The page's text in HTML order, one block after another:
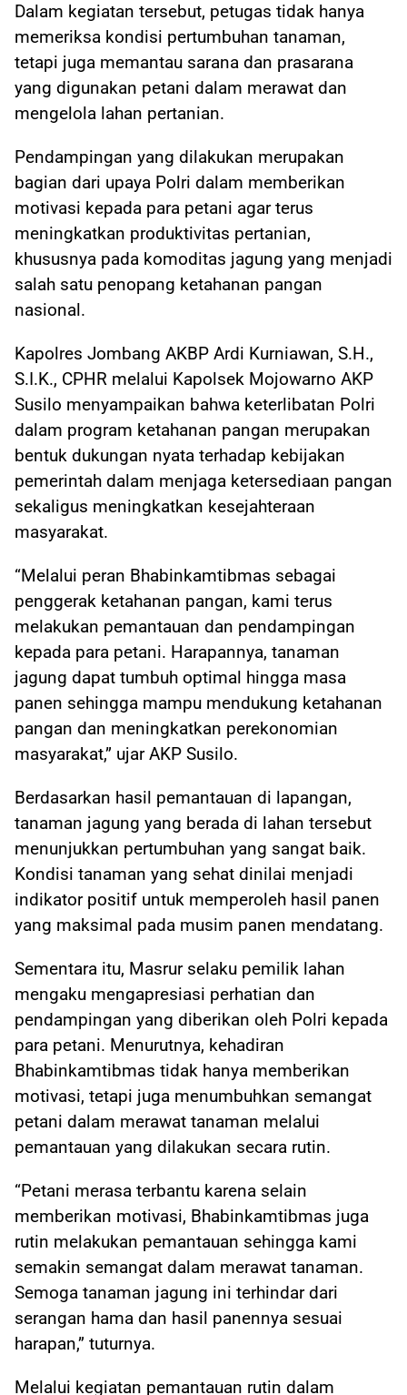
Dalam kegiatan tersebut, petugas tidak hanya
memeriksa kondisi pertumbuhan tanaman,
tetapi juga memantau sarana dan prasarana
yang digunakan petani dalam merawat dan
mengelola lahan pertanian.
Pendampingan yang dilakukan merupakan
bagian dari upaya Polri dalam memberikan
motivasi kepada para petani agar terus
meningkatkan produktivitas pertanian,
khususnya pada komoditas jagung yang menjadi
salah satu penopang ketahanan pangan
nasional.
Kapolres Jombang AKBP Ardi Kurniawan, S.H.,
S.I.K., CPHR melalui Kapolsek Mojowarno AKP
Susilo menyampaikan bahwa keterlibatan Polri
dalam program ketahanan pangan merupakan
bentuk dukungan nyata terhadap kebijakan
pemerintah dalam menjaga ketersediaan pangan
sekaligus meningkatkan kesejahteraan
masyarakat.
“Melalui peran Bhabinkamtibmas sebagai
penggerak ketahanan pangan, kami terus
melakukan pemantauan dan pendampingan
kepada para petani. Harapannya, tanaman
jagung dapat tumbuh optimal hingga masa
panen sehingga mampu mendukung ketahanan
pangan dan meningkatkan perekonomian
masyarakat,” ujar AKP Susilo.
Berdasarkan hasil pemantauan di lapangan,
tanaman jagung yang berada di lahan tersebut
menunjukkan pertumbuhan yang sangat baik.
Kondisi tanaman yang sehat dinilai menjadi
indikator positif untuk memperoleh hasil panen
yang maksimal pada musim panen mendatang.
Sementara itu, Masrur selaku pemilik lahan
mengaku mengapresiasi perhatian dan
pendampingan yang diberikan oleh Polri kepada
para petani. Menurutnya, kehadiran
Bhabinkamtibmas tidak hanya memberikan
motivasi, tetapi juga menumbuhkan semangat
petani dalam merawat tanaman melalui
pemantauan yang dilakukan secara rutin.
“Petani merasa terbantu karena selain
memberikan motivasi, Bhabinkamtibmas juga
rutin melakukan pemantauan sehingga kami
semakin semangat dalam merawat tanaman.
Semoga tanaman jagung ini terhindar dari
serangan hama dan hasil panennya sesuai
harapan,” tuturnya.
Melalui kegiatan pemantauan rutin dalam